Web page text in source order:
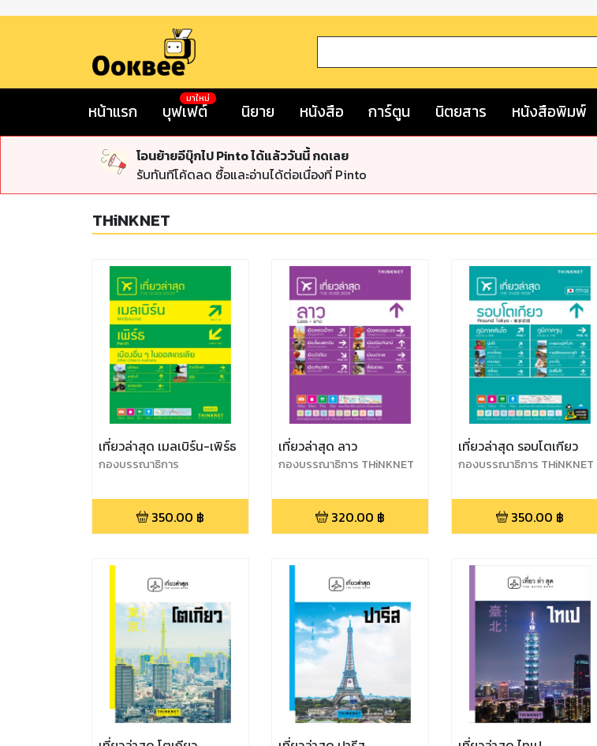
หน้าแรก บุฟเฟต์
มาใหม่
นิยาย หนังสือ การ์ตูน นิตยสาร หนังสือพิมพ์
โอนย้ายอีบุ๊กไป Pinto ได้แล้ววันนี้ กดเลย
รับทันทีโค้ดลด ซื้อและอ่านได้ต่อเนื่องที่ Pinto
THiNKNET
เที่ยวล่าสุด เมลเบิร์น-เพิร์ธ
กองบรรณาธิการ
350.00 ฿
เที่ยวล่าสุด ลาว
กองบรรณาธิการ THiNKNET
320.00 ฿
เที่ยวล่าสุด รอบโตเกียว
กองบรรณาธิการ THiNKNET
350.00 ฿